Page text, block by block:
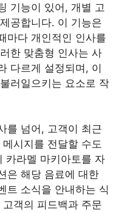
기능이 있어, 개별 고
공합니다. 이 기능은
마다 개인적인 인사를
한 맞춤형 인사는 사
다르게 설정되며, 이
러일으키는 요소로 작
를 넘어, 고객이 최근
시지를 전달할 수도
카라멜 마키아토를 자
은 해당 음료에 대한
트 소식을 안내하는 식
객의 피드백과 주문